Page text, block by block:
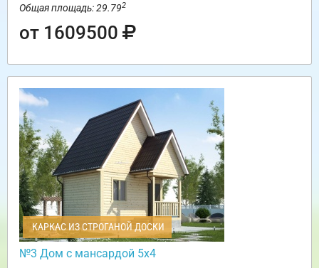
Общая площадь: 29.792
от 1609500
КАРКАС ИЗ СТРОГАНОЙ ДОСКИ
№3 Дом с мансардой 5х4